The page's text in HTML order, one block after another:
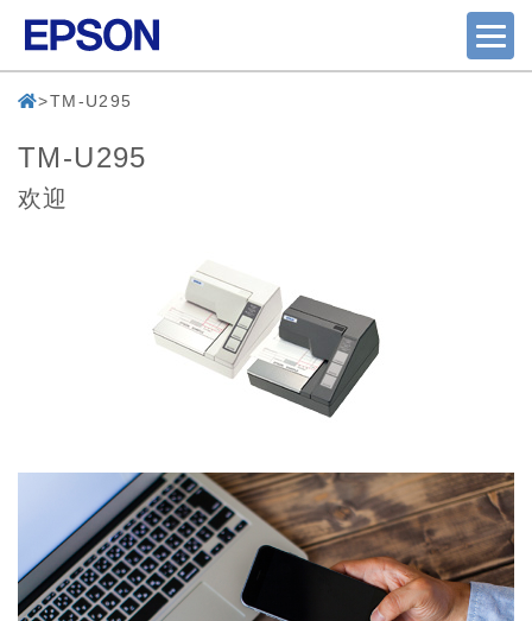
TM-U295
TM-U295
欢迎